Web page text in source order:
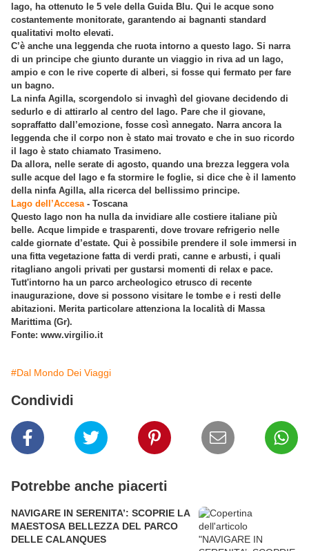
lago, ha ottenuto le 5 vele della Guida Blu. Qui le acque sono
costantemente monitorate, garantendo ai bagnanti standard
qualitativi molto elevati.
C’è anche una leggenda che ruota intorno a questo lago. Si narra
di un principe che giunto durante un viaggio in riva ad un lago,
ampio e con le rive coperte di alberi, si fosse qui fermato per fare
un bagno.
La ninfa Agilla, scorgendolo si invaghì del giovane decidendo di
sedurlo e di attirarlo al centro del lago. Pare che il giovane,
sopraffatto dall’emozione, fosse così annegato. Narra ancora la
leggenda che il corpo non è stato mai trovato e che in suo ricordo
il lago è stato chiamato Trasimeno.
Da allora, nelle serate di agosto, quando una brezza leggera vola
sulle acque del lago e fa stormire le foglie, si dice che è il lamento
della ninfa Agilla, alla ricerca del bellissimo principe.
Lago dell’Accesa- Toscana
Questo lago non ha nulla da invidiare alle costiere italiane più
belle. Acque limpide e trasparenti, dove trovare refrigerio nelle
calde giornate d’estate. Qui è possibile prendere il sole immersi in
una fitta vegetazione fatta di verdi prati, canne e arbusti, i quali
ritagliano angoli privati per gustarsi momenti di relax e pace.
Tutt'intorno ha un parco archeologico etrusco di recente
inaugurazione, dove si possono visitare le tombe e i resti delle
abitazioni. Merita particolare attenziona la località di Massa
Marittima (Gr).
Fonte: www.virgilio.it
#Dal Mondo Dei Viaggi
Condividi
Potrebbe anche piacerti
NAVIGARE IN SERENITA’: SCOPRIE LA
MAESTOSA BELLEZZA DEL PARCO
DELLE CALANQUES